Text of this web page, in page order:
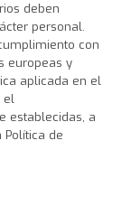
deben
personal.
con
europeas y
aplicada en el
el
establecidas, a
de